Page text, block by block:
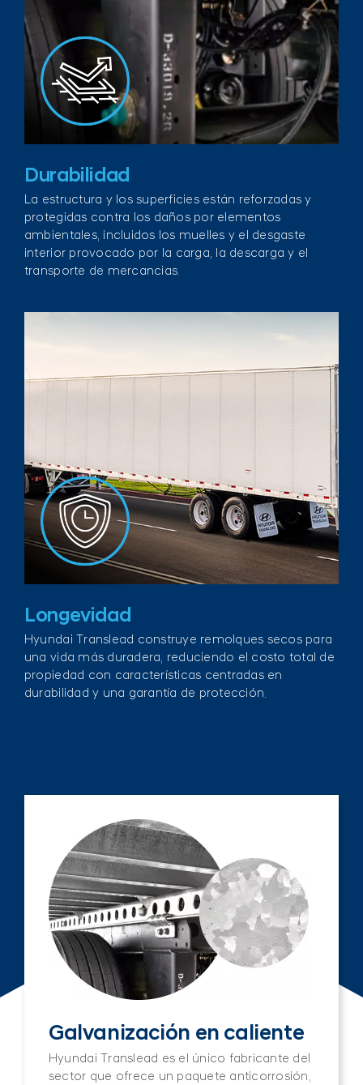
Durabilidad
La estructura y los superficies están reforzadas y
protegidas contra los daños por elementos
ambientales, incluidos los muelles y el desgaste
interior provocado por la carga, la descarga y el
transporte de mercancias.
Longevidad
Hyundai Translead construye remolques secos para
una vida más duradera, reduciendo el costo total de
propiedad con características centradas en
durabilidad y una garantía de protección.
Galvanización en caliente
Hyundai Translead es el único fabricante del
sector que ofrece un paquete anticorrosión,